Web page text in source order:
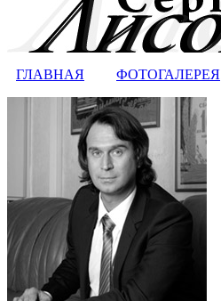
ГЛАВНАЯ ФОТОГАЛЕРЕЯ